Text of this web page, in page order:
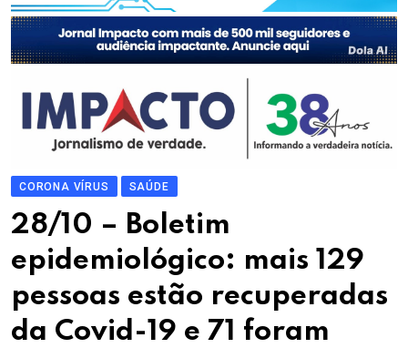
CORONA VÍRUS SAÚDE
28/10 – Boletim
epidemiológico: mais 129
pessoas estão recuperadas
da Covid-19 e 71 foram